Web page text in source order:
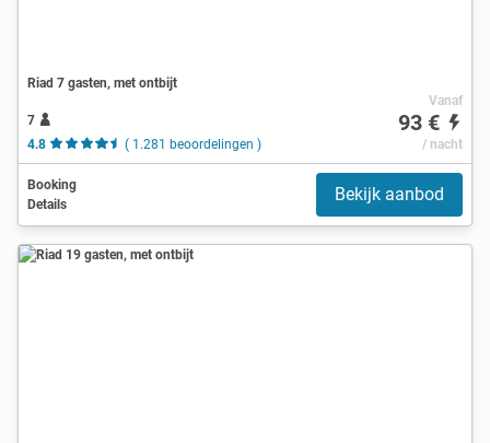
Riad 7 gasten, met ontbijt
7
4.8
( 1.281 beoordelingen )
Vanaf
93 €
/ nacht
Booking
Details
Bekijk aanbod